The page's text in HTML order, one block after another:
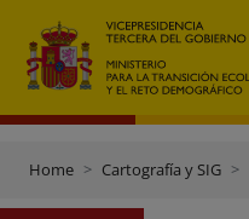
Home Cartografía y SIG